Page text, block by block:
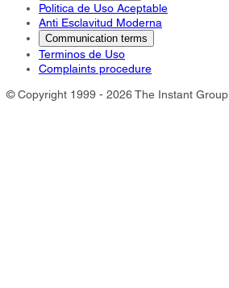
Politica de Uso Aceptable
Anti Esclavitud Moderna
Communication terms
Terminos de Uso
Complaints procedure
© Copyright 1999 - 2026 The Instant Group